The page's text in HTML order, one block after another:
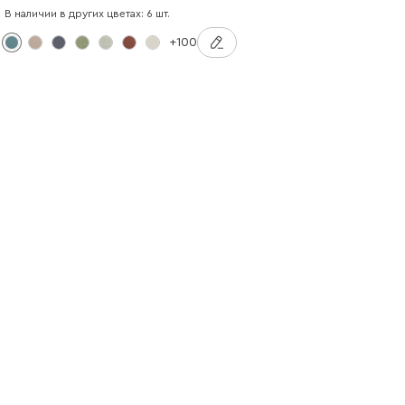
В наличии в других цветах: 6 шт.
+100